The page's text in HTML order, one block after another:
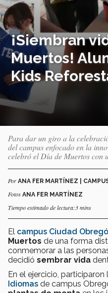
¡Siembran
Muertos!
Kids
Para dar un giro a la
del campus enfocado en la
celebró el Día de Muertos con
Por ANA FER MARTÍNEZ |
Fotos ANA FER MARTÍNEZ
Tiempo estimado de lectura:3 mins
El campus Ciudad
Muertos de una forma
conmemorar a las
decidió sembrar vida
En el ejercicio,
Idiomas de campus